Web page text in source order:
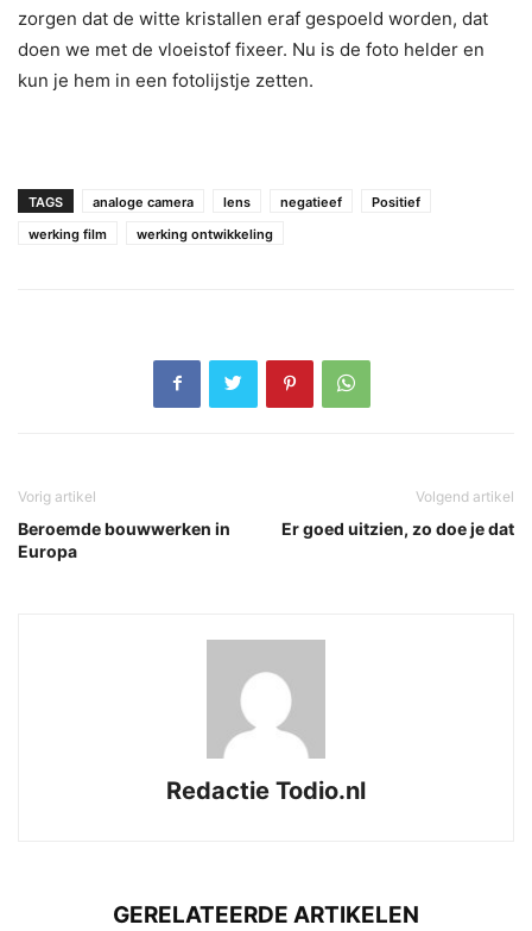
zorgen dat de witte kristallen eraf gespoeld worden, dat
doen we met de vloeistof fixeer. Nu is de foto helder en
kun je hem in een fotolijstje zetten.
TAGS analoge camera lens negatieef
Positief
werking film
werking ontwikkeling
Vorig artikel
Beroemde bouwwerken in
Europa
Volgend artikel
Er goed uitzien, zo doe je dat
Redactie Todio.nl
GERELATEERDE ARTIKELEN